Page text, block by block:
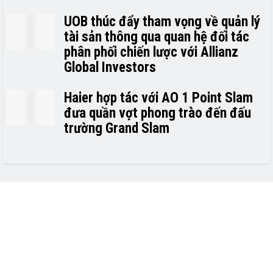
UOB thúc đẩy tham vọng về quản lý
tài sản thông qua quan hệ đối tác
phân phối chiến lược với Allianz
Global Investors
Haier hợp tác với AO 1 Point Slam
đưa quần vợt phong trào đến đấu
trường Grand Slam